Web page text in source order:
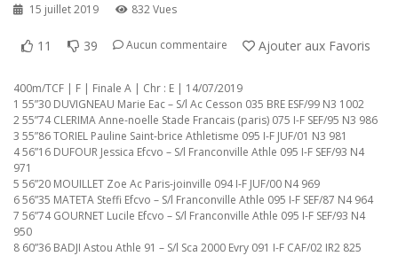
15 juillet 2019 832 Vues
11 39 Aucun commentaire Ajouter aux Favoris
400m/TCF | F | Finale A | Chr : E | 14/07/2019
1 55”30 DUVIGNEAU Marie Eac – S/l Ac Cesson 035 BRE ESF/99 N3 1002
2 55”74 CLERIMA Anne-noelle Stade Francais (paris) 075 I-F SEF/95 N3 986
3 55”86 TORIEL Pauline Saint-brice Athletisme 095 I-F JUF/01 N3 981
4 56”16 DUFOUR Jessica Efcvo – S/l Franconville Athle 095 I-F SEF/93 N4
971
5 56”20 MOUILLET Zoe Ac Paris-joinville 094 I-F JUF/00 N4 969
6 56”35 MATETA Steffi Efcvo – S/l Franconville Athle 095 I-F SEF/87 N4 964
7 56”74 GOURNET Lucile Efcvo – S/l Franconville Athle 095 I-F SEF/93 N4
950
8 60”36 BADJI Astou Athle 91 – S/l Sca 2000 Evry 091 I-F CAF/02 IR2 825